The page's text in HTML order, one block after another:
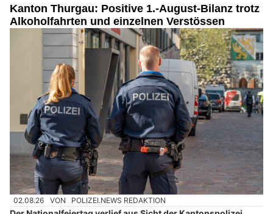
Kanton Thurgau: Positive 1.-August-Bilanz trotz
Alkoholfahrten und einzelnen Verstössen
02.08.26 VON POLIZEI.NEWS REDAKTION